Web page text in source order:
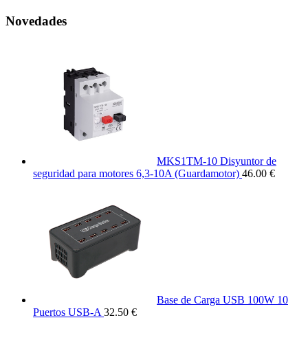
Novedades
MKS1TM-10 Disyuntor de
seguridad para motores 6,3-10A (Guardamotor) 46.00 €
Base de Carga USB 100W 10
Puertos USB-A 32.50 €